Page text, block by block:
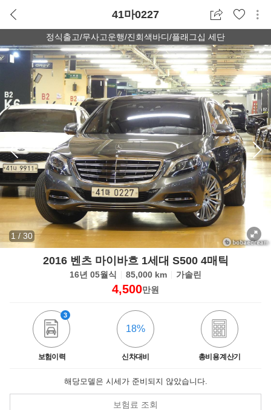
41마0227
정식출고/무사고운행/진회색바디/플래그십 세단
1 / 30
2016 벤츠 마이바흐 1세대 S500 4매틱
16년 05월식 85,000 km 가솔린
4,500만원
보험이력
3
신차대비
18%
총비용 계산기
해당모델은 시세가 준비되지 않았습니다.
보험료 조회